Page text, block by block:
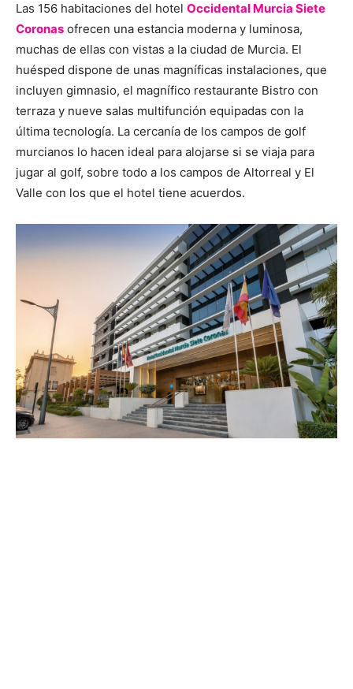
Las 156 habitaciones del hotel Occidental Murcia Siete
Coronas ofrecen una estancia moderna y luminosa,
muchas de ellas con vistas a la ciudad de Murcia. El
huésped dispone de unas magníficas instalaciones, que
incluyen gimnasio, el magnífico restaurante Bistro con
terraza y nueve salas multifunción equipadas con la
última tecnología. La cercanía de los campos de golf
murcianos lo hacen ideal para alojarse si se viaja para
jugar al golf, sobre todo a los campos de Altorreal y El
Valle con los que el hotel tiene acuerdos.